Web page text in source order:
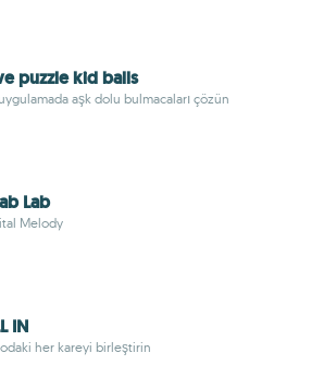
puzzle kid balls
aşk dolu bulmacaları çözün
Lab
Melody
IN
her kareyi birleştirin